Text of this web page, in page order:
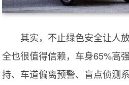
其实，不止绿色安全让人
全也很值得信赖，车身65%高
持、车道偏离预警、盲点侦测